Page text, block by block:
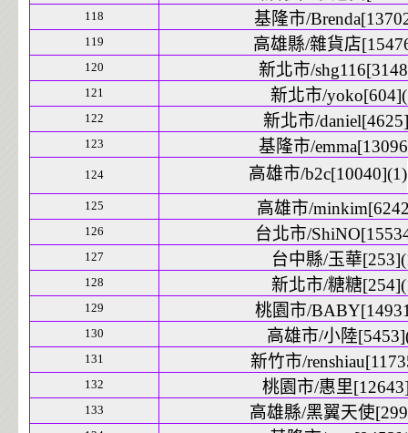
118 基隆市/
119 高雄縣/雜貨店
120 新北市/
121 新北市/
122 新北市/
123 基隆市/
124 高雄市/b2c[10040](1)
125 高雄市/
126 台北市/
127 台中縣/玉華
128 新北市/糖糖
129 桃園市/
130 高雄市/小陸
131 新竹市/
132 桃園市/惠里
133 高雄縣/黑翼天使